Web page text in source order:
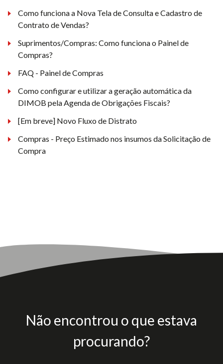
Como funciona a Nova Tela de Consulta e Cadastro de
Contrato de Vendas?
Suprimentos/Compras: Como funciona o Painel de
Compras?
FAQ - Painel de Compras
Como configurar e utilizar a geração automática da
DIMOB pela Agenda de Obrigações Fiscais?
[Em breve] Novo Fluxo de Distrato
Compras - Preço Estimado nos insumos da Solicitação de
Compra
Não encontrou o que estava
procurando?